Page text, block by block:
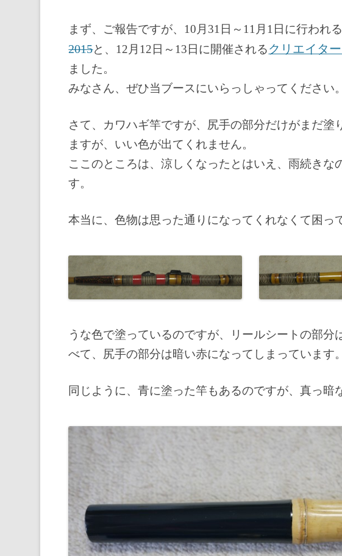
まず、ご報告ですが、10月31日～11月1日に行われ
2015と、12月12日～13日に開催されるクリエイタ
ました。
みなさん、ぜひ当ブースにいらっしゃってください。
さて、カワハギ竿ですが、尻手の部分だけがまだ塗
ますが、いい色が出てくれません。
ここのところは、涼しくなったとはいえ、雨続きな
す。
本当に、色物は思った通りになってくれなくて困っ
うな色で塗っているのですが、リールシートの部分
べて、尻手の部分は暗い赤になってしまっています。
同じように、青に塗った竿もあるのですが、真っ暗